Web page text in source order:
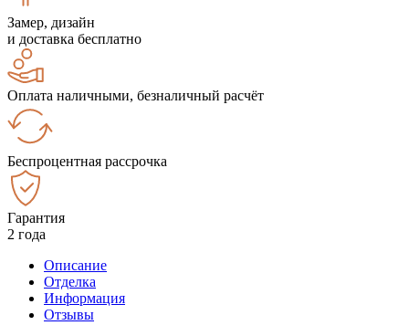
Замер, дизайн
и доставка бесплатно
Оплата наличными, безналичный расчёт
Беспроцентная рассрочка
Гарантия
2 года
Описание
Отделка
Информация
Отзывы